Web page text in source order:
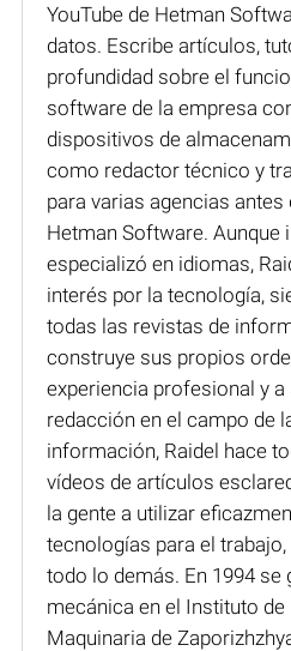
YouTube de Hetman
datos. Escribe artículos,
profundidad sobre el
software de la empresa
dispositivos de
como redactor técnico y
para varias agencias antes
Hetman Software. Aunque
especializó en idiomas,
interés por la tecnología,
todas las revistas de
construye sus propios
experiencia profesional y
redacción en el campo de
información, Raidel hace
vídeos de artículos
la gente a utilizar
tecnologías para el
todo lo demás. En 1994 se
mecánica en el Instituto
Maquinaria de